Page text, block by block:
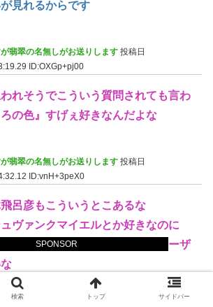
SPONSOR
見れるからです
翡翠の名無しがお送りします 投稿日
ID:OXGp+pj00
れそうでこういう質問されても言わ
の色』すげぇ好きなんだよな
翡翠の名無しがお送りします 投稿日
ID:vnH+3peX0
呂彦もこういうとこあるな
ヴァンクマイエルとか好きなのに
映画はバットマンとゴッドファーザ
検索 トップ サイドバー